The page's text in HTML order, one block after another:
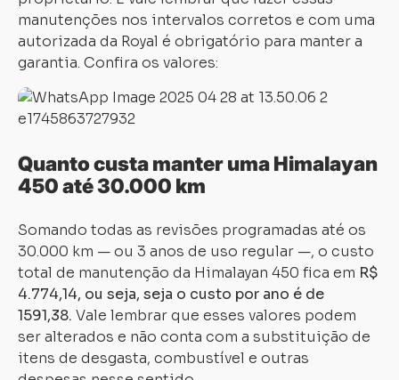
manutenções nos intervalos corretos e com uma
autorizada da Royal é obrigatório para manter a
garantia. Confira os valores:
Quanto custa manter uma Himalayan
450 até 30.000 km
Somando todas as revisões programadas até os
30.000 km — ou 3 anos de uso regular —, o custo
total de manutenção da Himalayan 450 fica em R$
4.774,14, ou seja, seja o custo por ano é de
1591,38. Vale lembrar que esses valores podem
ser alterados e não conta com a substituição de
itens de desgasta, combustível e outras